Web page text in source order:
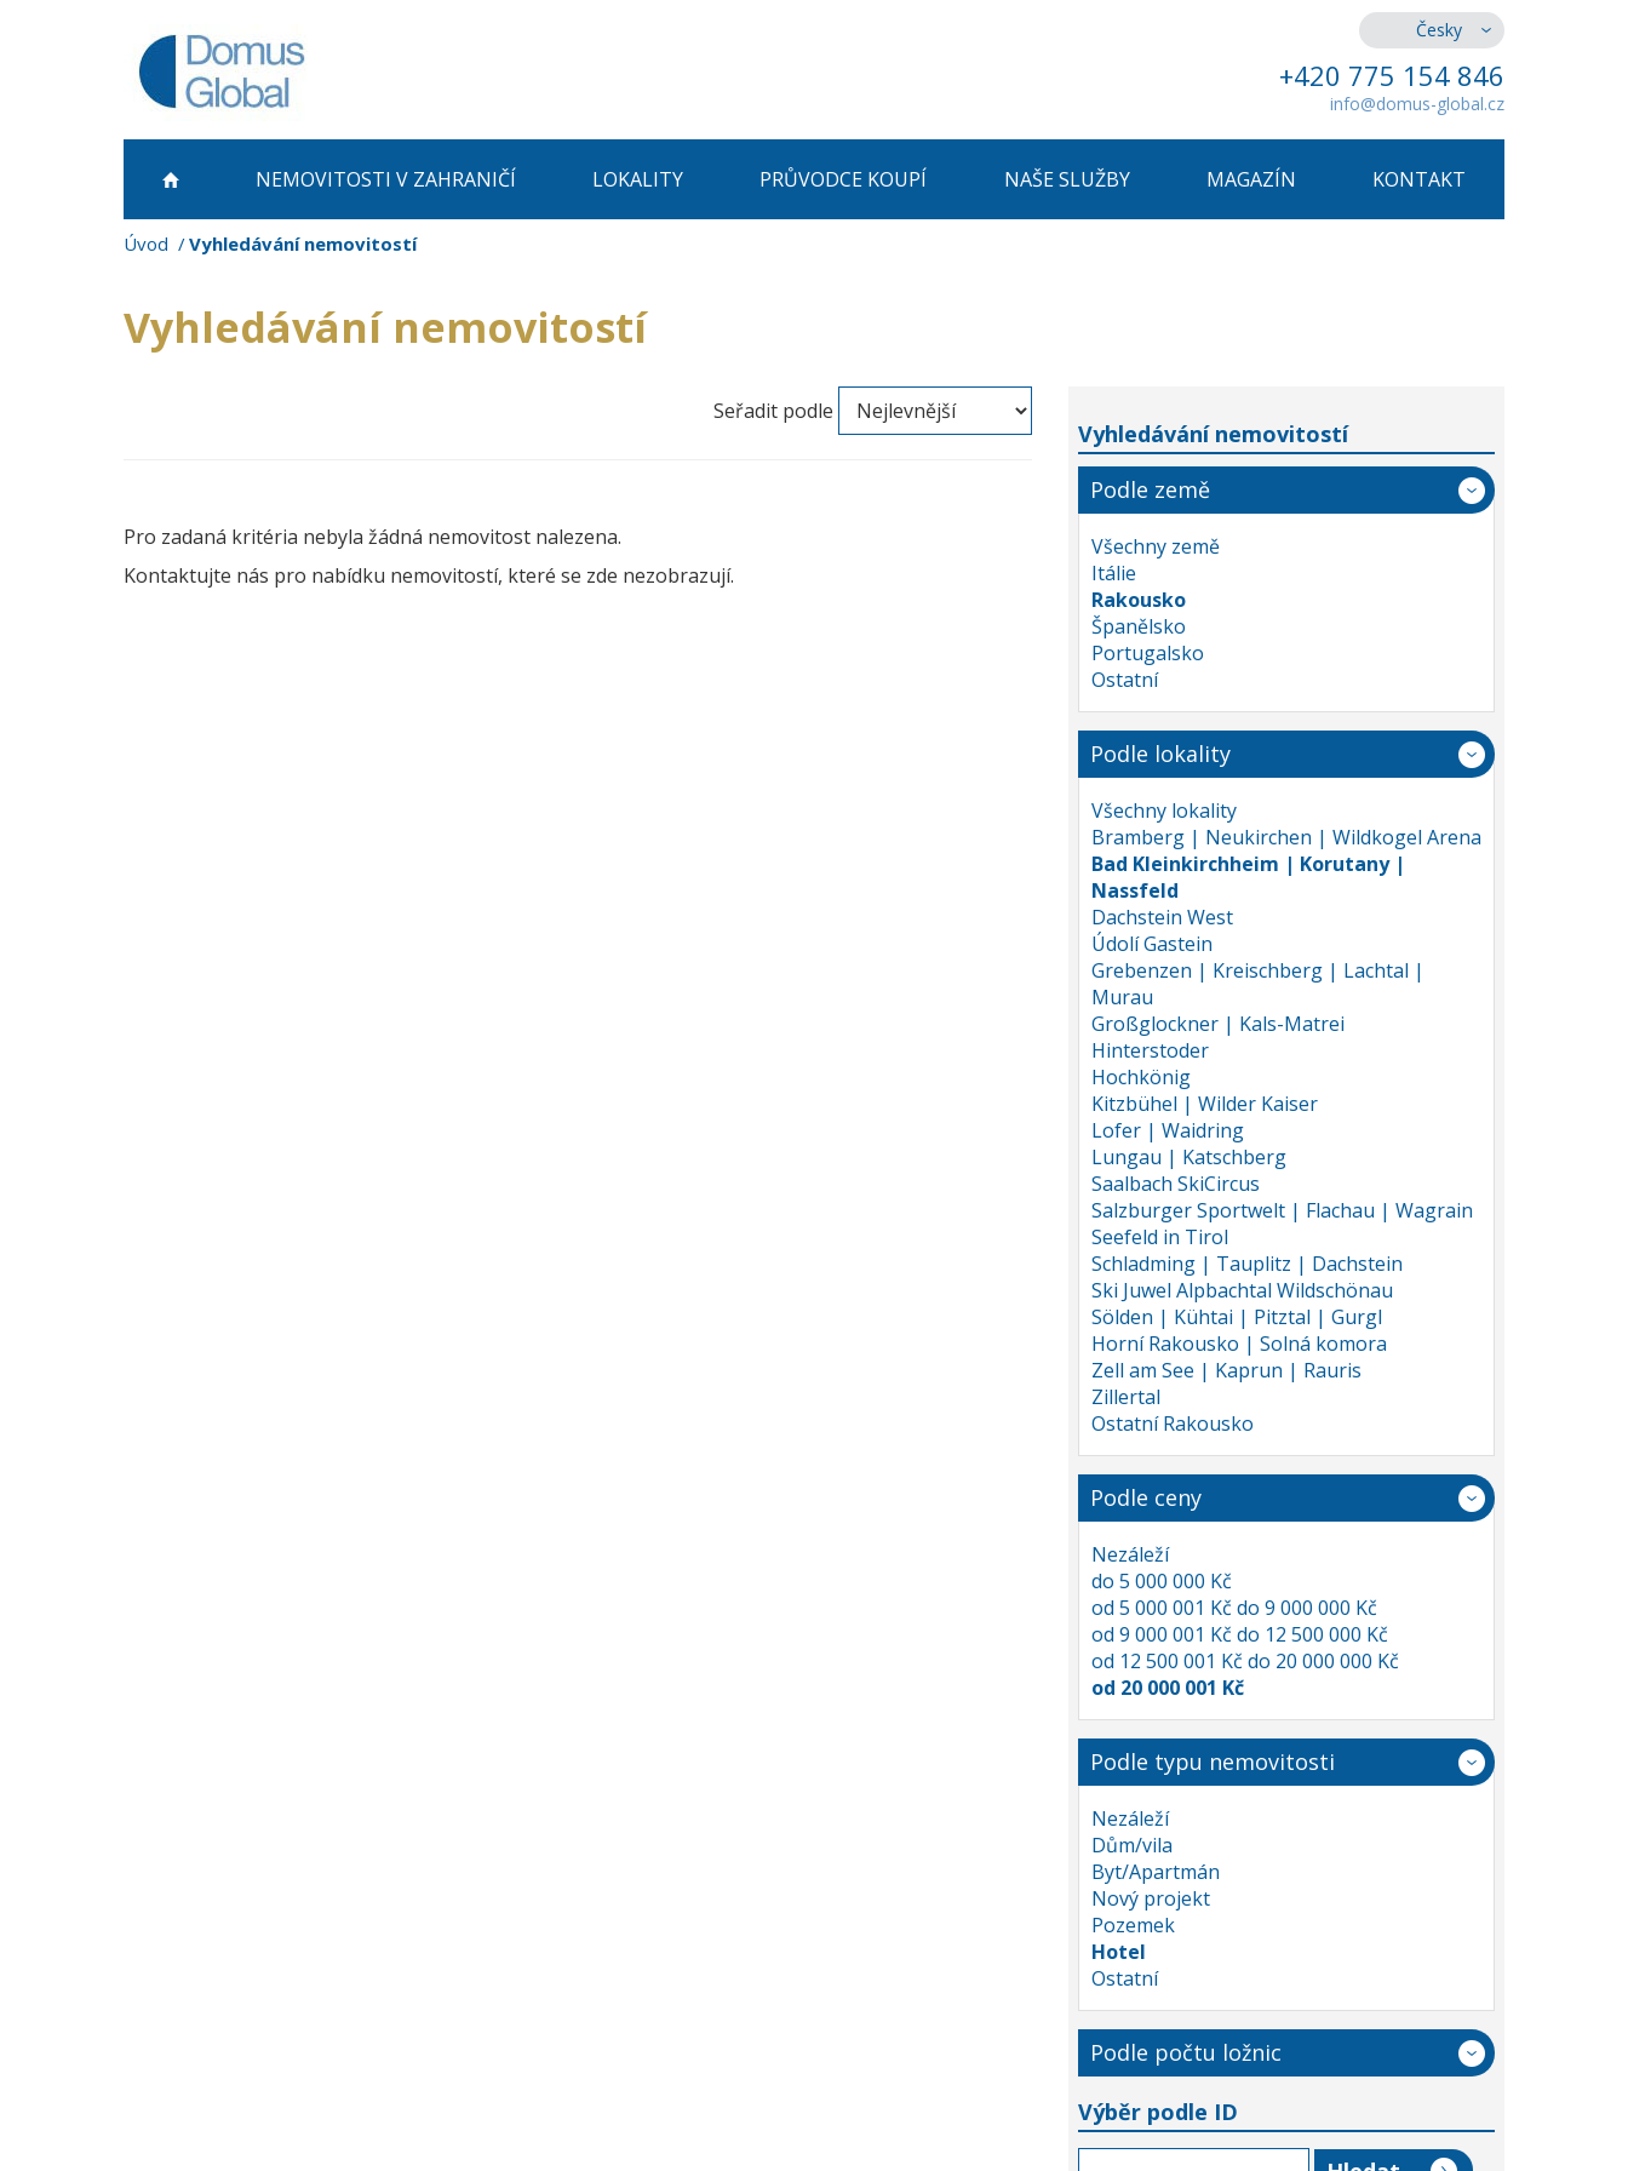
Česky
+420 775 154 846
info@domus-global.cz
NEMOVITOSTI V ZAHRANIČÍ LOKALITY PRŮVODCE KOUPÍ NAŠE SLUŽBY MAGAZÍN KONTAKT
Úvod Vyhledávání nemovitostí
Vyhledávání nemovitostí
Seřadit podle
Pro zadaná kritéria nebyla žádná nemovitost nalezena.
Kontaktujte nás pro nabídku nemovitostí, které se zde nezobrazují.
Vyhledávání nemovitostí
Podle země
Všechny země
Itálie
Rakousko
Španělsko
Portugalsko
Ostatní
Podle lokality
Všechny lokality
Bramberg | Neukirchen | Wildkogel Arena
Bad Kleinkirchheim | Korutany |
Nassfeld
Dachstein West
Údolí Gastein
Grebenzen | Kreischberg | Lachtal |
Murau
Großglockner | Kals-Matrei
Hinterstoder
Hochkönig
Kitzbühel | Wilder Kaiser
Lofer | Waidring
Lungau | Katschberg
Saalbach SkiCircus
Salzburger Sportwelt | Flachau | Wagrain
Seefeld in Tirol
Schladming | Tauplitz | Dachstein
Ski Juwel Alpbachtal Wildschönau
Sölden | Kühtai | Pitztal | Gurgl
Horní Rakousko | Solná komora
Zell am See | Kaprun | Rauris
Zillertal
Ostatní Rakousko
Podle ceny
Nezáleží
do 5 000 000 Kč
od 5 000 001 Kč do 9 000 000 Kč
od 9 000 001 Kč do 12 500 000 Kč
od 12 500 001 Kč do 20 000 000 Kč
od 20 000 001 Kč
Podle typu nemovitosti
Nezáleží
Dům/vila
Byt/Apartmán
Nový projekt
Pozemek
Hotel
Ostatní
Podle počtu ložnic
Výběr podle ID